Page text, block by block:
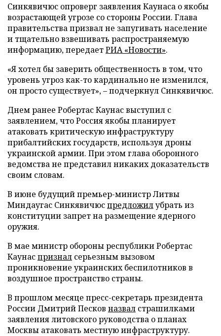
Синкявичюс опроверг заявления Каунаса о якобы
возрастающей угрозе со стороны России. Глава
правительства призвал не запугивать население
и тщательно взвешивать распространяемую
информацию, передаетРИА «Новости».
«Я хотел бы заверить общественность в том, что
уровень угроз как-то кардинально не изменился,
он просто существует», – подчеркнул Синкявичюс.
Днем ранее Робертас Каунас выступил с
заявлением, что Россия якобы планирует
атаковать критическую инфраструктуру
прибалтийских государств, используя дроны
украинской армии. При этом глава оборонного
ведомства не представил никаких доказательств
своим словам.
В июне будущий премьер-министр Литвы
Миндаугас Синкявичюспредложилубрать из
конституции запрет на размещение ядерного
оружия.
В мае министр обороны республики Робертас
Каунаспризнал серьезным вызовом
проникновение украинских беспилотников в
воздушное пространство страны.
В прошлом месяце пресс-секретарь президента
России Дмитрий Песков назвал страшилками
заявления литовского руководства о планах
Москвы атаковать местную инфраструктуру.